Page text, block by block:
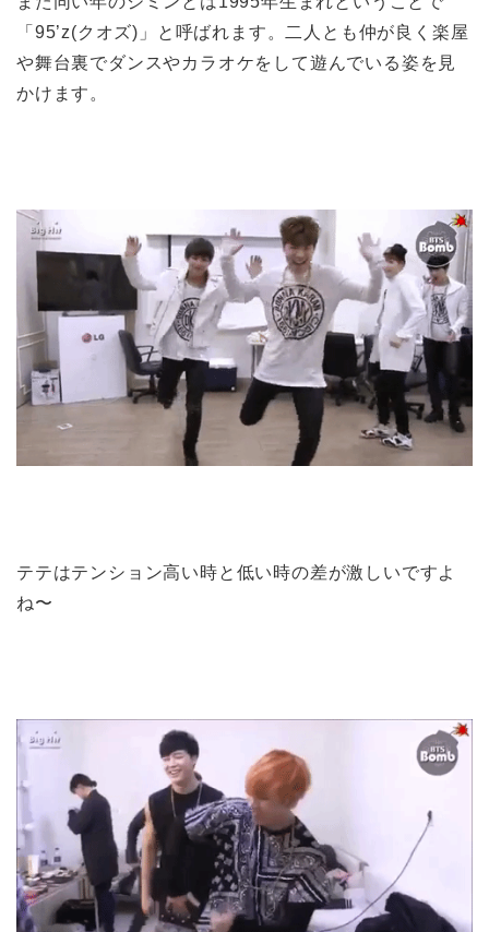
「95’z(クオズ)」と呼ばれます。二人とも仲が良く楽屋
や舞台裏でダンスやカラオケをして遊んでいる姿を見
かけます。
テテはテンション高い時と低い時の差が激しいですよ
ね〜